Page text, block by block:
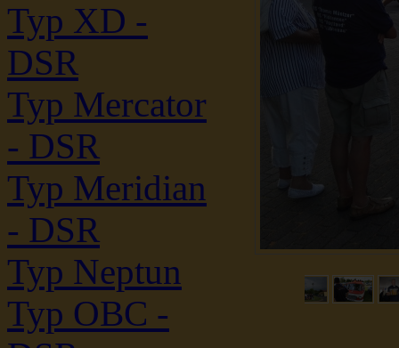
Typ XD -
DSR
Typ Mercator
- DSR
Typ Meridian
- DSR
Typ Neptun
Typ OBC -